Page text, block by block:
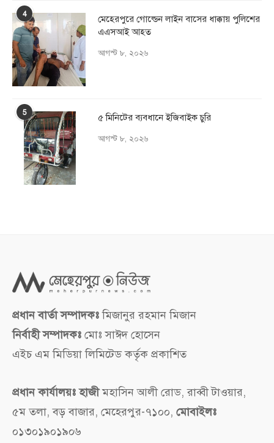
4
মেহেরপুরে গোল্ডেন লাইন বাসের ধাক্কায় পুলিশের
এএসআই আহত
আগস্ট ৮, ২০২৬
5 ৫ মিনিটের ব্যবধানে ইজিবাইক চুরি
আগস্ট ৮, ২০২৬
প্রধান বার্তা সম্পাদকঃমিজানুর রহমান মিজান
নির্বাহী সম্পাদকঃ মোঃ সাঈদ হোসেন
এইচ এম মিডিয়া লিমিটেড কর্তৃক প্রকাশিত
প্রধান কার্যালয়ঃ হাজীমহাসিন আলী রোড, রাব্বী টাওয়ার,
৫ম তলা, বড় বাজার, মেহেরপুর-৭১০০, মোবাইলঃ
০১৩০১৯০১৯০৬